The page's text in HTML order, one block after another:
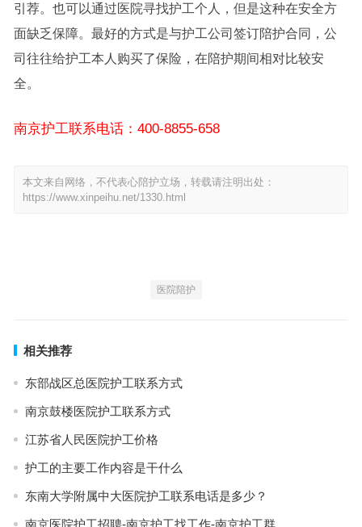
引荐。也可以通过医院寻找护工个人，但是这种在安全方
面缺乏保障。最好的方式是与护工公司签订陪护合同，公
司往往给护工本人购买了保险，在陪护期间相对比较安
全。
南京护工联系电话：400-8855-658
本文来自网络，不代表心陪护立场，转载请注明出处：
https://www.xinpeihu.net/1330.html
医院陪护
相关推荐
东部战区总医院护工联系方式
南京鼓楼医院护工联系方式
江苏省人民医院护工价格
护工的主要工作内容是干什么
东南大学附属中大医院护工联系电话是多少？
南京医院护工招聘-南京护工找工作-南京护工群